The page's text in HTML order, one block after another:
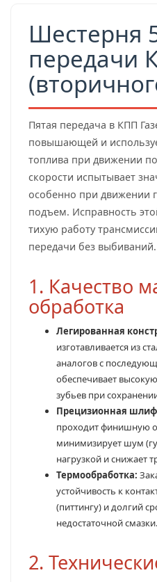
Шестерня
передачи
Пятая передача в КПП
повышающей и
топлива при движении
скорости испытывает
особенно при движении
подъем. Исправность
тихую работу
передачи без выбиваний.
1. Качество
обработка
Легированная
изготавливается из
аналогов с
обеспечивает
зубьев при
Прецизионная
проходит финишную
минимизирует шум
нагрузкой и снижает
Термообработка:
устойчивость к
(питтингу) и долгий
недостаточной смазки.
2.